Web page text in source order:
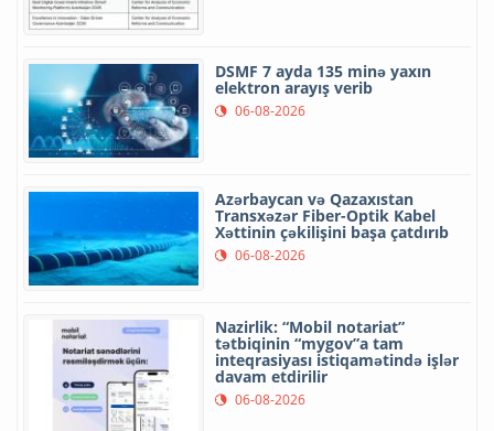
DSMF 7 ayda 135 minə yaxın
elektron arayış verib
06-08-2026
Azərbaycan və Qazaxıstan
Transxəzər Fiber-Optik Kabel
Xəttinin çəkilişini başa çatdırıb
06-08-2026
Nazirlik: “Mobil notariat”
tətbiqinin “mygov”a tam
inteqrasiyası istiqamətində işlər
davam etdirilir
06-08-2026